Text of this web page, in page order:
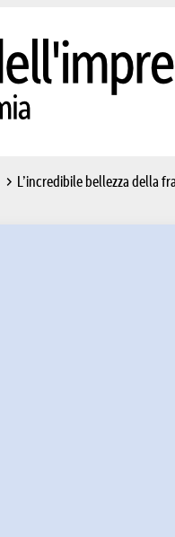
L’incredibile bellezza della
cogliere l’essenza di un
giovane che seguendo le
sull’esistenza, soprattutto
amore, la paura in
invincibile speranza.